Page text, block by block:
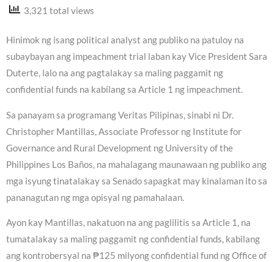
3,321 total views
Hinimok ng isang political analyst ang publiko na patuloy na
subaybayan ang impeachment trial laban kay Vice President Sara
Duterte, lalo na ang pagtalakay sa maling paggamit ng
confidential funds na kabilang sa Article 1 ng impeachment.
Sa panayam sa programang Veritas Pilipinas, sinabi ni Dr.
Christopher Mantillas, Associate Professor ng Institute for
Governance and Rural Development ng University of the
Philippines Los Baños, na mahalagang maunawaan ng publiko ang
mga isyung tinatalakay sa Senado sapagkat may kinalaman ito sa
pananagutan ng mga opisyal ng pamahalaan.
Ayon kay Mantillas, nakatuon na ang paglilitis sa Article 1, na
tumatalakay sa maling paggamit ng confidential funds, kabilang
ang kontrobersyal na ₱125 milyong confidential fund ng Office of